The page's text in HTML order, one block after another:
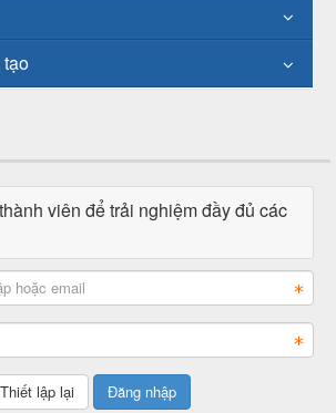
viên để trải nghiệm đầy đủ các
Đăng nhập